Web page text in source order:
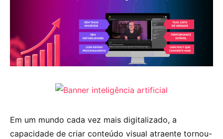
Em um mundo cada vez mais digitalizado, a
capacidade de criar conteúdo visual atraente tornou-